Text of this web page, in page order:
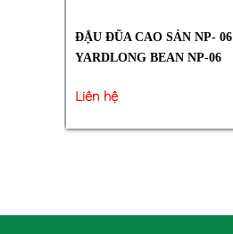
ĐẬU ĐŨA CAO SẢN NP- 06
YARDLONG BEAN NP-06
Liên hệ